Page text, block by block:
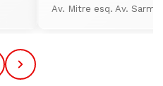
Av. Mitre esq. Av.